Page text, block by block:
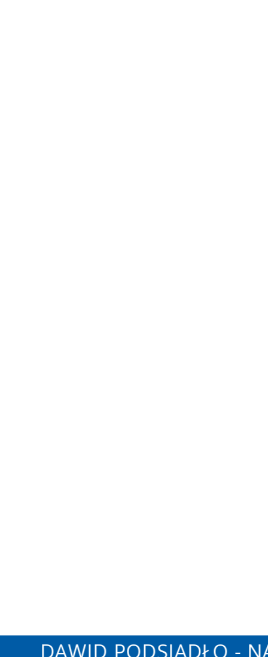
DAWID PODSIADŁO - NA